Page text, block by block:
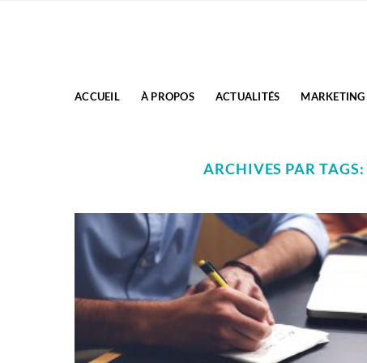
ACCUEIL À PROPOS ACTUALITÉS MARKETING
ARCHIVES PAR TAGS: